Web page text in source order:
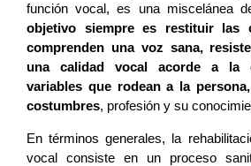
función vocal, es una miscelánea
objetivo siempre es restituir las
comprenden una voz sana,
una calidad vocal acorde a la
variables que rodean a la
costumbres, profesión y su
En términos generales, la
vocal consiste en un proceso